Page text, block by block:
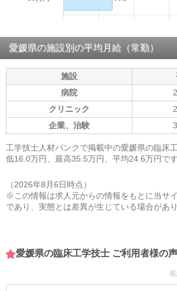
愛媛県の施設別の平均月給（常勤）
施設
病院
クリニック
企業、治験
工学技士人材バンクで掲載中の愛媛県の臨床
低16.0万円、最高35.5万円、平均24.6万円です
（2026年8月6日時点）
※この情報は求人元からの情報をもとに当サ
であり、実態とは差異が生じている場合があり
愛媛県の臨床工学技士 ご利用者様の声